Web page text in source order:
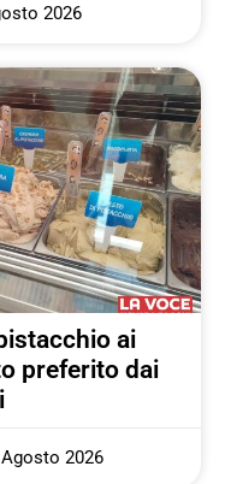
2026
ai
preferito dai
2026